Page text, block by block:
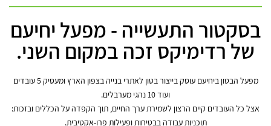
בסקטור התעשייה - מפעל יחיעם
של רדימיקס זכה במקום השני.
מפעל הבטון ביחיעם עוסק בייצור בטון לאתרי בנייה בצפון הארץ ומעסיק 5 עובדים
ועוד 10 נהגי מערבלים.
אצל כל העובדים קיים הרצון לשמירת ערך החיים, תוך הקפדה על הכללים ובזכות:
תוכניות עבודה בבטיחות ופעילות פרו-אקטיבית.